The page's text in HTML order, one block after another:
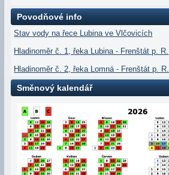
Povodňové info
Stav vody na řece Lubina ve Vlčovicích
Hladinoměr č. 1, řeka Lubina - Frenštát p. R.
Hladinoměr č. 2, řeka Lomná - Frenštát p. R.
Směnový kalendář